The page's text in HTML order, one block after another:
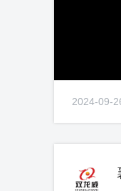
2024-09-